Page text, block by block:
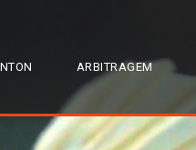
ARBITRAGEM